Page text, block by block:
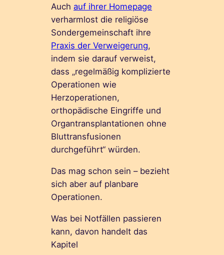
Auchauf ihrer Homepage
verharmlost die religiöse
Sondergemeinschaft ihre
Praxis der Verweigerung,
indem sie darauf verweist,
dass „regelmäßig komplizierte
Operationen wie
Herzoperationen,
orthopädische Eingriffe und
Organtransplantationen ohne
Bluttransfusionen
durchgeführt“ würden.
Das mag schon sein – bezieht
sich aber auf planbare
Operationen.
Was bei Notfällen passieren
kann, davon handelt das
Kapitel